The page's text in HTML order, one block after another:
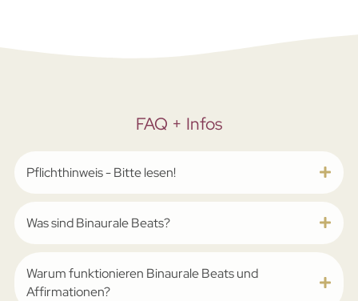
FAQ + Infos
Pflichthinweis - Bitte lesen!
Was sind Binaurale Beats?
Warum funktionieren Binaurale Beats und
Affirmationen?